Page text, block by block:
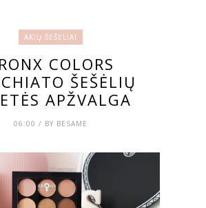
AKIŲ ŠEŠĖLIAI
COLORS
ŠEŠĖLIŲ
APŽVALGA
06:00 / BY BESAME